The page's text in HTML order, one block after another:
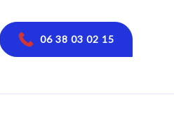
06 38 03 02 15